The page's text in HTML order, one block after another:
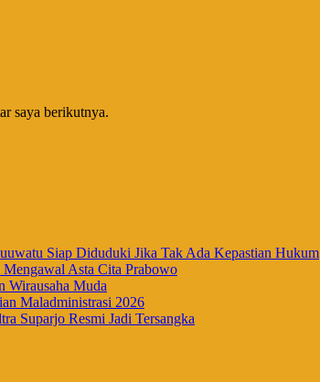
saya berikutnya.
Siap Diduduki Jika Tak Ada Kepastian Hukum
Asta Cita Prabowo
Wirausaha Muda
Maladministrasi 2026
Suparjo Resmi Jadi Tersangka